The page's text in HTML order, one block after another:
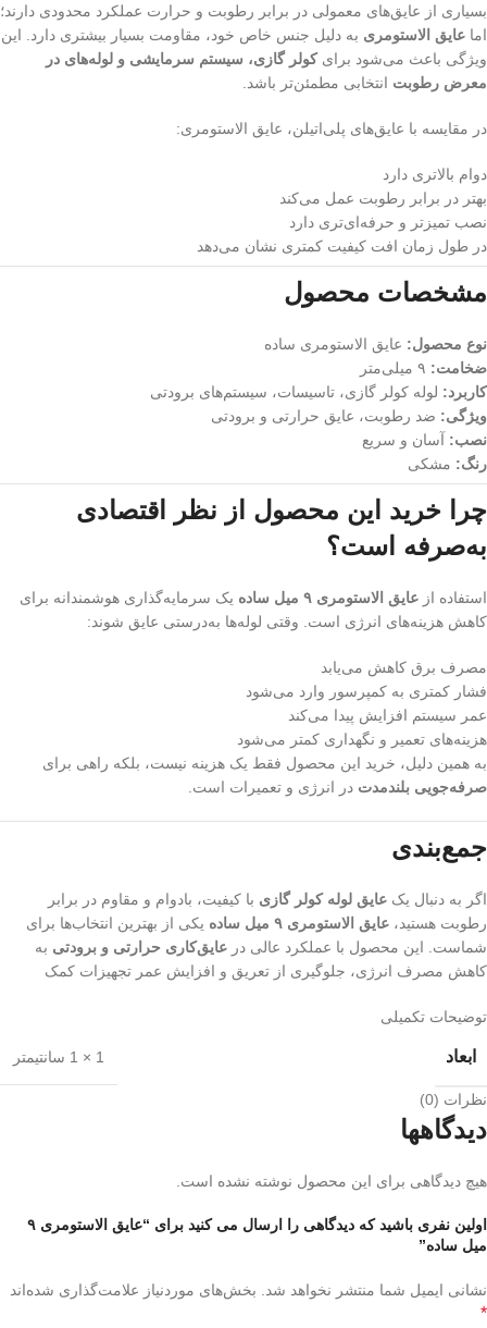
بسیاری از عایق‌های معمولی در برابر رطوبت و حرارت عملکرد محدودی دارند؛
اما عایق الاستومری به دلیل جنس خاص خود، مقاومت بسیار بیشتری دارد. این
ویژگی باعث می‌شود برایکولر گازی، سیستم سرمایشی و لوله‌های در
معرض رطوبت انتخابی مطمئن‌تر باشد.
در مقایسه با عایق‌های پلی‌اتیلن، عایق الاستومری:
دوام بالاتری دارد
بهتر در برابر رطوبت عمل می‌کند
نصب تمیزتر و حرفه‌ای‌تری دارد
در طول زمان افت کیفیت کمتری نشان می‌دهد
مشخصات محصول
نوع محصول: عایق الاستومری ساده
ضخامت:
کاربرد: لوله کولر گازی، تاسیسات، سیستم‌های برودتی
ویژگی: ضد رطوبت، عایق حرارتی و برودتی
نصب: آسان و سریع
رنگ: مشکی
چرا خرید این محصول از نظر اقتصادی
به‌صرفه است؟
استفاده از عایق الاستومری ۹ میل ساده
یک سرمایه‌گذاری هوشمندانه برای
کاهش هزینه‌های انرژی است. وقتی لوله‌ها به‌درستی عایق شوند:
مصرف برق کاهش می‌یابد
فشار کمتری به کمپرسور وارد می‌شود
عمر سیستم افزایش پیدا می‌کند
هزینه‌های تعمیر و نگهداری کمتر می‌شود
به همین دلیل، خرید این محصول فقط یک هزینه نیست، بلکه راهی برای
صرفه‌جویی بلندمدت در انرژی و تعمیرات است.
جمع‌بندی
اگر به دنبال یک عایق لوله کولر گازی با کیفیت، بادوام و مقاوم در برابر
رطوبت هستید، عایق الاستومری ۹ میل ساده
یکی از بهترین انتخاب‌ها برای
شماست. این محصول با عملکرد عالی در عایق‌کاری حرارتی و برودتی به
کاهش مصرف انرژی، جلوگیری از تعریق و افزایش عمر تجهیزات کمک
توضیحات تکمیلی
ابعاد 1 × 1 سانتیمتر
نظرات (0)
دیدگاهها
هیچ دیدگاهی برای این محصول نوشته نشده است.
اولین نفری باشید که دیدگاهی را ارسال می کنید برای “عایق الاستومری ۹
میل ساده”
نشانی ایمیل شما منتشر نخواهد شد. بخش‌های موردنیاز علامت‌گذاری شده‌اند
*